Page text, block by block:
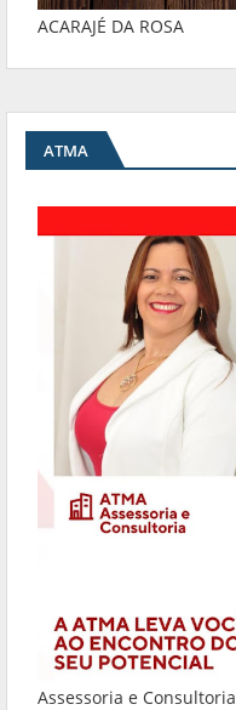
ACARAJÉ DA ROSA
ATMA
Assessoria e Consultoria